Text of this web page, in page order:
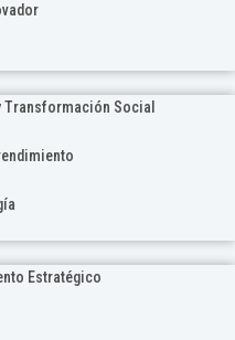
Social
Estratégico